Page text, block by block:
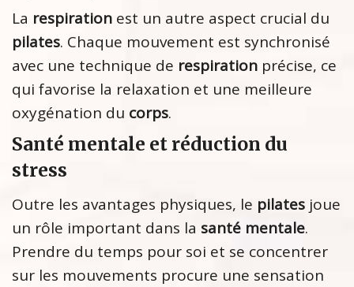
La respiration est un autre aspect crucial du
pilates. Chaque mouvement est synchronisé
avec une technique de respiration précise, ce
qui favorise la relaxation et une meilleure
oxygénation du corps.
Santé mentale et réduction du
stress
Outre les avantages physiques, le pilates joue
un rôle important dans la santé mentale.
Prendre du temps pour soi et se concentrer
sur les mouvements procure une sensation